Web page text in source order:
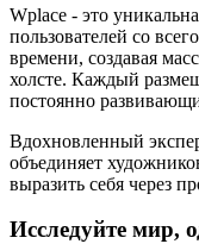
Wplace - это
пользователей со
времени, создавая
холсте. Каждый
постоянно
Вдохновленный
объединяет
выразить себя через
Исследуйте мир,